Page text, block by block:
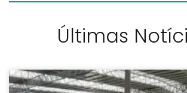
Últimas